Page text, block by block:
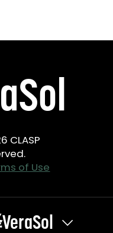
CLASP
of Use